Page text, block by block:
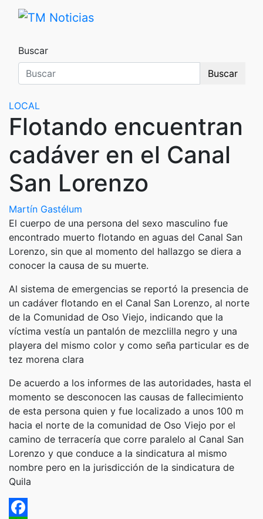
Saltar
Buscar
Buscar
LOCAL
Flotando encuentran
cadáver en el Canal
San Lorenzo
Martín Gastélum
El cuerpo de una persona del sexo masculino fue
encontrado muerto flotando en aguas del Canal San
Lorenzo, sin que al momento del hallazgo se diera a
conocer la causa de su muerte.
Al sistema de emergencias se reportó la presencia de
un cadáver flotando en el Canal San Lorenzo, al norte
de la Comunidad de Oso Viejo, indicando que la
víctima vestía un pantalón de mezclilla negro y una
playera del mismo color y como seña particular es de
tez morena clara
De acuerdo a los informes de las autoridades, hasta el
momento se desconocen las causas de fallecimiento
de esta persona quien y fue localizado a unos 100 m
hacia el norte de la comunidad de Oso Viejo por el
camino de terracería que corre paralelo al Canal San
Lorenzo y que conduce a la sindicatura al mismo
nombre pero en la jurisdicción de la sindicatura de
Quila